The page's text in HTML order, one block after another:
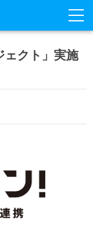
ェクト」実施